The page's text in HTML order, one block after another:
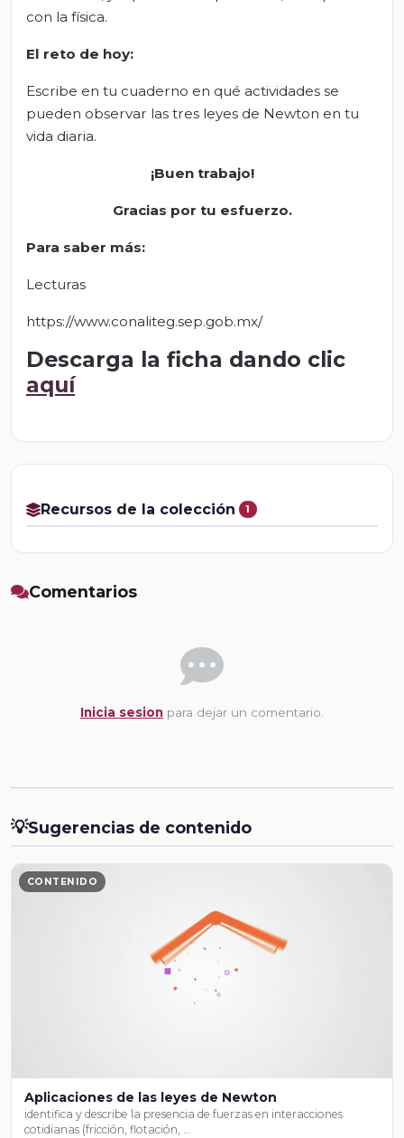
con la física.
El reto de hoy:
Escribe en tu cuaderno en qué actividades se
pueden observar las tres leyes de Newton en tu
vida diaria.
¡Buen trabajo!
Gracias por tu esfuerzo.
Para saber más:
Lecturas
https://www.conaliteg.sep.gob.mx/
Descarga la ficha dando clic
aquí
Recursos de la colección 1
Comentarios
Inicia sesion para dejar un comentario.
💡Sugerencias de contenido
CONTENIDO
Aplicaciones de las leyes de Newton
identifica y describe la presencia de fuerzas en interacciones
cotidianas (fricción, flotación, …